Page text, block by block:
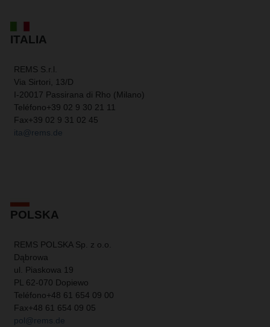
ITALIA
REMS S.r.l.
Via Sirtori, 13/D
I-20017 Passirana di Rho (Milano)
Teléfono+39 02 9 30 21 11
Fax+39 02 9 31 02 45
ita@rems.de
POLSKA
REMS POLSKA Sp. z o.o.
Dąbrowa
ul. Piaskowa 19
PL 62-070 Dopiewo
Teléfono+48 61 654 09 00
Fax+48 61 654 09 05
pol@rems.de